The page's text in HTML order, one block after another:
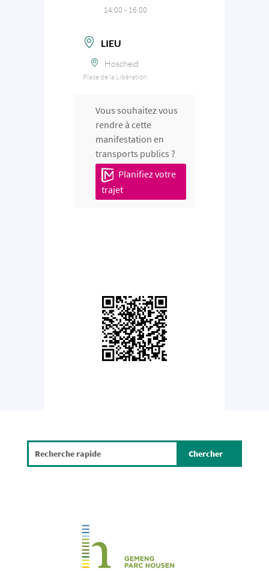
14:00 - 16:00
LIEU
Hoscheid
Place de la Libération
Vous souhaitez vous
rendre à cette
manifestation en
transports publics ?
Planifiez votre
trajet